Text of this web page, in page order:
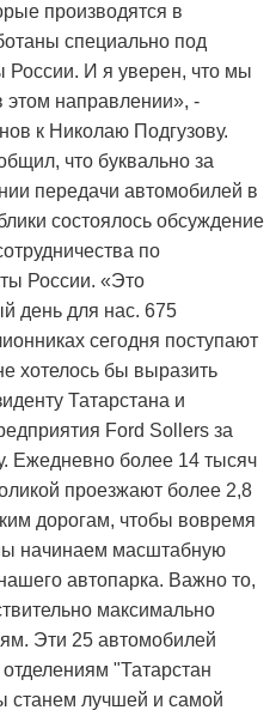
производятся в
специально под
России. И я уверен, что мы
этом направлении», -
к Николаю Подгузову.
что буквально за
передачи автомобилей в
состоялось обсуждение
по
России. «Это
день для нас. 675
сегодня поступают
хотелось бы выразить
Татарстана и
Ford Sollers за
Ежедневно более 14 тысяч
проезжают более 2,8
дорогам, чтобы вовремя
начинаем масштабную
автопарка. Важно то,
максимально
Эти 25 автомобилей
"Татарстан
станем лучшей и самой